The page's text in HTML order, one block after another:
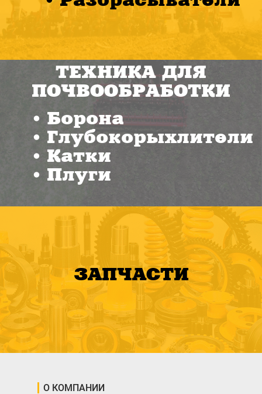
ТЕХНИКА ДЛЯ
ПОЧВООБРАБОТКИ
Борона
Глубокорыхлители
Катки
Плуги
ЗАПЧАСТИ
О КОМПАНИИ